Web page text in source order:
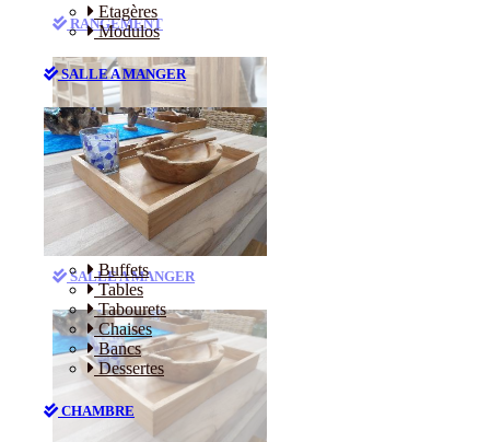
Etagères
Modulos
SALLE A MANGER
Buffets
Tables
Tabourets
Chaises
Bancs
Dessertes
CHAMBRE
RANGEMENT
Etagères
Modulos
SALLE A MANGER